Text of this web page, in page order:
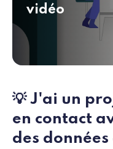
vidéo
💡 J'ai un
en contact
des